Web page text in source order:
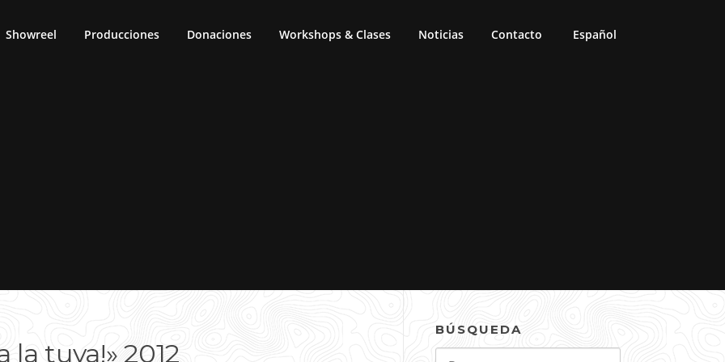
Showreel Producciones Donaciones Workshops & Clases Noticias Contacto Español
la tuya!» 2012
BÚSQUEDA